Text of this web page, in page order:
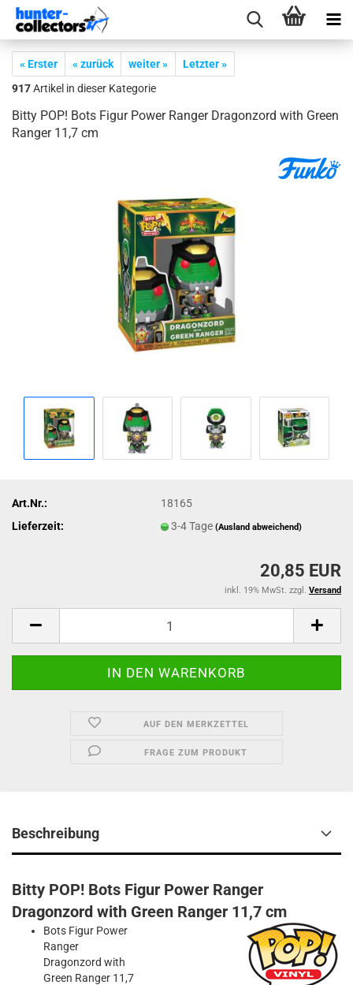
« Erster « zurück weiter »
Letzter »
917Artikel in dieser Kategorie
Bitty POP! Bots Figur Power Ran­ger Dra­gon­zord with Green
Ran­ger 11,7 cm
Art.Nr.:
18165
Lieferzeit:
3-4 Tage(Ausland abweichend)
20,85 EUR
inkl. 19% MwSt. zzgl. Versand
AUF DEN MERKZETTEL
FRAGE ZUM PRODUKT
Beschreibung
Bitty POP! Bots Figur Power Ranger
Dragonzord with Green Ranger 11,7 cm
Bots Figur Power
Ranger
Dragonzord with
Green Ranger 11,7